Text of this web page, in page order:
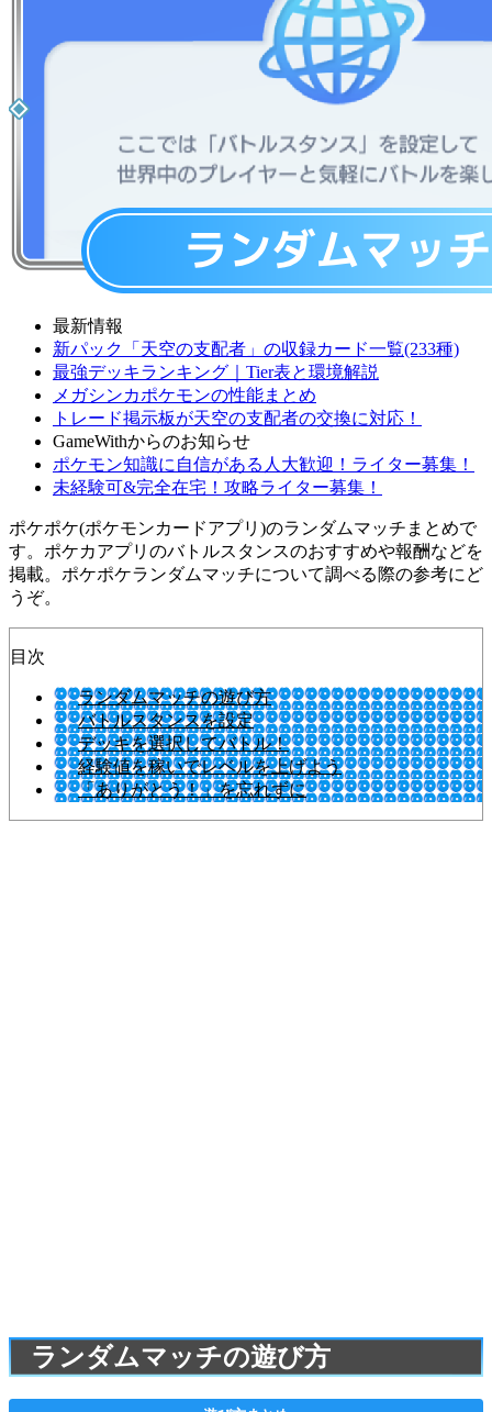
最新情報
新パック「天空の支配者」の収録カード一覧(233種)
最強デッキランキング｜Tier表と環境解説
メガシンカポケモンの性能まとめ
トレード掲示板が天空の支配者の交換に対応！
GameWithからのお知らせ
ポケモン知識に自信がある人大歓迎！ライター募集！
未経験可&完全在宅！攻略ライター募集！
ポケポケ(ポケモンカードアプリ)のランダムマッチまとめで
す。ポケカアプリのバトルスタンスのおすすめや報酬などを
掲載。ポケポケランダムマッチについて調べる際の参考にど
うぞ。
目次
ランダムマッチの遊び方
バトルスタンスを設定
デッキを選択してバトル！
経験値を稼いでレベルを上げよう
「ありがとう！」を忘れずに
ランダムマッチの遊び方